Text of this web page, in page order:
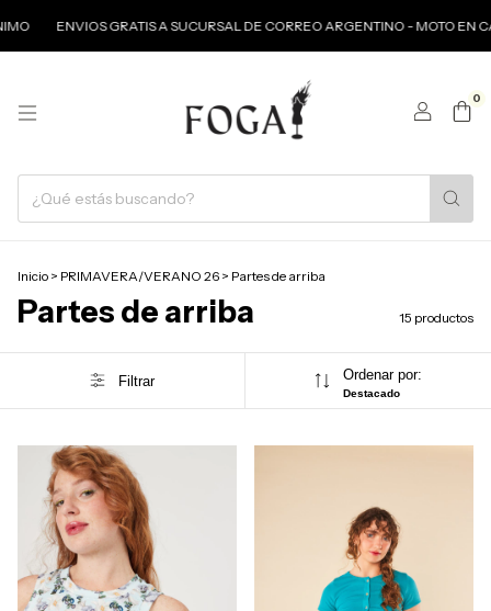
ENVIOS GRATIS A SUCURSAL DE CORREO ARGENTINO - MOTO EN CABA A
0
Inicio > PRIMAVERA/VERANO 26 > Partes de arriba
Partes de arriba 15 productos
Filtrar Ordenar por:
Destacado